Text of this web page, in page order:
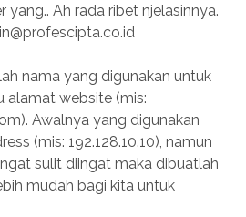
yang.. Ah rada ribet njelasinnya.
nama yang digunakan untuk
alamat website (mis:
Awalnya yang digunakan
(mis: 192.128.10.10), namun
sulit diingat maka dibuatlah
mudah bagi kita untuk